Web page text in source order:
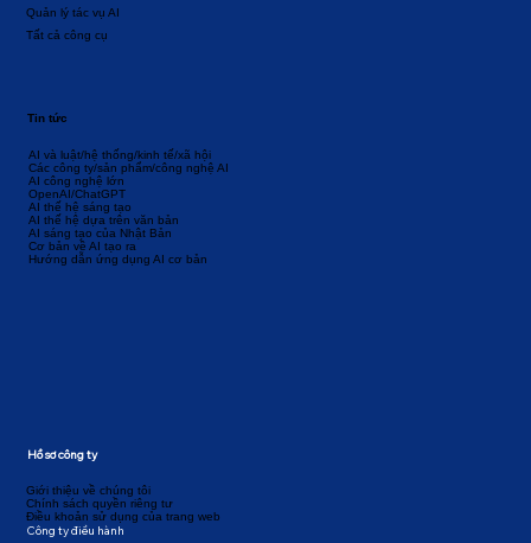
Tất cả công cụ
Quản lý tác vụ AI
AI và luật/hệ thống/kinh tế/xã hội
Các công ty/sản phẩm/công nghệ AI
AI công nghệ lớn
OpenAI/ChatGPT
AI thế hệ sáng tạo
AI thế hệ dựa trên văn bản
AI sáng tạo của Nhật Bản
Cơ bản về AI tạo ra
Hướng dẫn ứng dụng AI cơ bản
Tin tức
Giới thiệu về chúng tôi
Chính sách quyền riêng tư
Điều khoản sử dụng của trang web
Công ty điều hành
Hồ sơ công ty